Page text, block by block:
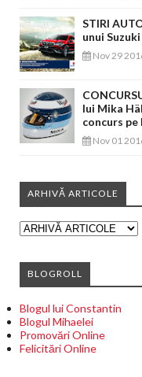
STIRI
unui
Nov 29
lui Mika
concurs
Nov 01
ARHIVĂ ARTICOLE
BLOGROLL
Blogul lui Constantin
Blogul Mihaelei
Promovări Online
Felicitări Online